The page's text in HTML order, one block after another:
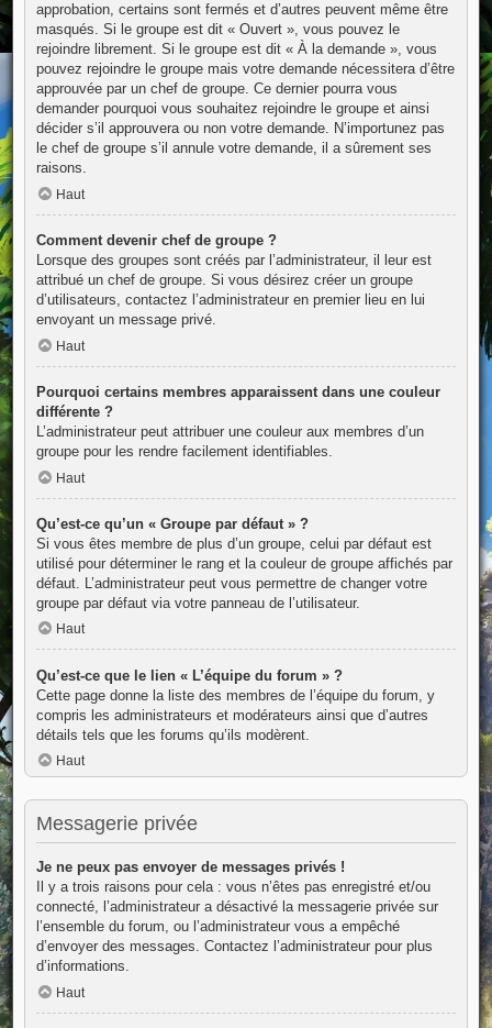
approbation, certains sont fermés et d’autres peuvent même être
masqués. Si le groupe est dit « Ouvert », vous pouvez le
rejoindre librement. Si le groupe est dit « À la demande », vous
pouvez rejoindre le groupe mais votre demande nécessitera d’être
approuvée par un chef de groupe. Ce dernier pourra vous
demander pourquoi vous souhaitez rejoindre le groupe et ainsi
décider s’il approuvera ou non votre demande. N’importunez pas
le chef de groupe s’il annule votre demande, il a sûrement ses
raisons.
Haut
Comment devenir chef de groupe ?
Lorsque des groupes sont créés par l’administrateur, il leur est
attribué un chef de groupe. Si vous désirez créer un groupe
d’utilisateurs, contactez l’administrateur en premier lieu en lui
envoyant un message privé.
Haut
Pourquoi certains membres apparaissent dans une couleur
différente ?
L’administrateur peut attribuer une couleur aux membres d’un
groupe pour les rendre facilement identifiables.
Haut
Qu’est-ce qu’un « Groupe par défaut » ?
Si vous êtes membre de plus d’un groupe, celui par défaut est
utilisé pour déterminer le rang et la couleur de groupe affichés par
défaut. L’administrateur peut vous permettre de changer votre
groupe par défaut via votre panneau de l’utilisateur.
Haut
Qu’est-ce que le lien « L’équipe du forum » ?
Cette page donne la liste des membres de l’équipe du forum, y
compris les administrateurs et modérateurs ainsi que d’autres
détails tels que les forums qu’ils modèrent.
Haut
Messagerie privée
Je ne peux pas envoyer de messages privés !
Il y a trois raisons pour cela : vous n’êtes pas enregistré et/ou
connecté, l’administrateur a désactivé la messagerie privée sur
l’ensemble du forum, ou l’administrateur vous a empêché
d’envoyer des messages. Contactez l’administrateur pour plus
d’informations.
Haut